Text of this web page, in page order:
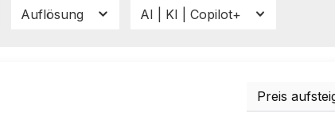
Auflösung AI | KI | Copilot+